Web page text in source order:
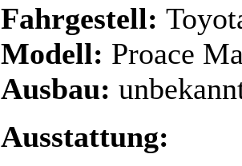
Fahrgestell:
Modell: Proace
Ausbau:
Ausstattung: